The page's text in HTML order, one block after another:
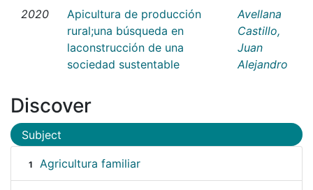
2020
Apicultura de producción
rural;una búsqueda en
laconstrucción de una
sociedad sustentable
Avellana
Castillo,
Juan
Alejandro
Discover
Subject
1 Agricultura familiar